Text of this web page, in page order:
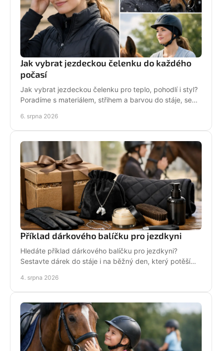
Jak vybrat jezdeckou čelenku do každého
počasí
Jak vybrat jezdeckou čelenku pro teplo, pohodlí i styl?
Poradíme s materiálem, střihem a barvou do stáje, sedla
6. srpna 2026
Příklad dárkového balíčku pro jezdkyni
Hledáte příklad dárkového balíčku pro jezdkyni?
Sestavte dárek do stáje i na běžný den, který potěší
4. srpna 2026